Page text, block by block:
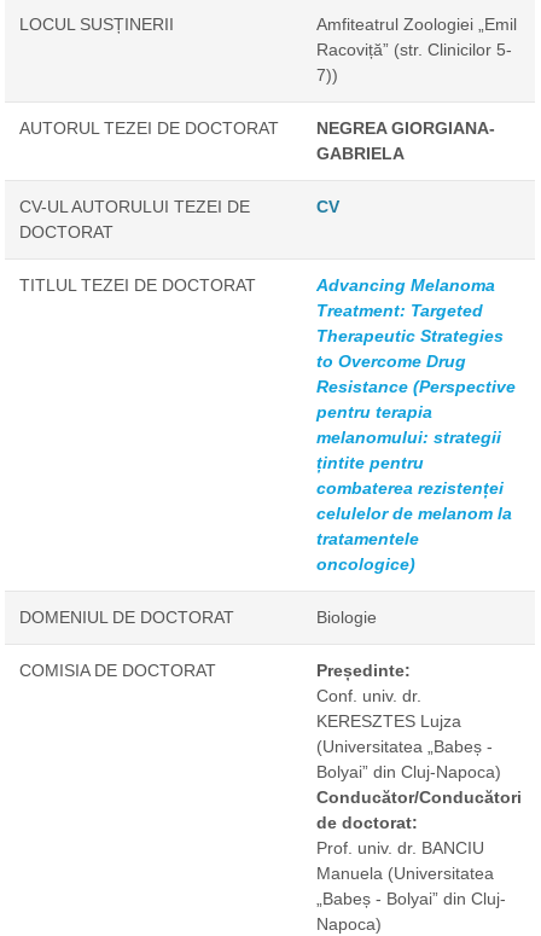
LOCUL SUSȚINERII
Amfiteatrul Zoologiei „Emil
Racoviță” (str. Clinicilor 5-
7))
AUTORUL TEZEI DE DOCTORAT
NEGREA GIORGIANA-
GABRIELA
CV-UL AUTORULUI TEZEI DE
DOCTORAT
CV
TITLUL TEZEI DE DOCTORAT
Advancing Melanoma
Treatment: Targeted
Therapeutic Strategies
to Overcome Drug
Resistance (Perspective
pentru terapia
melanomului: strategii
țintite pentru
combaterea rezistenței
celulelor de melanom la
tratamentele
oncologice)
DOMENIUL DE DOCTORAT Biologie
COMISIA DE DOCTORAT
Președinte:
Conf. univ. dr.
KERESZTES Lujza
(Universitatea „Babeș -
Bolyai” din Cluj-Napoca)
Conducător/Conducători
de doctorat:
Prof. univ. dr. BANCIU
Manuela (Universitatea
„Babeș - Bolyai” din Cluj-
Napoca)